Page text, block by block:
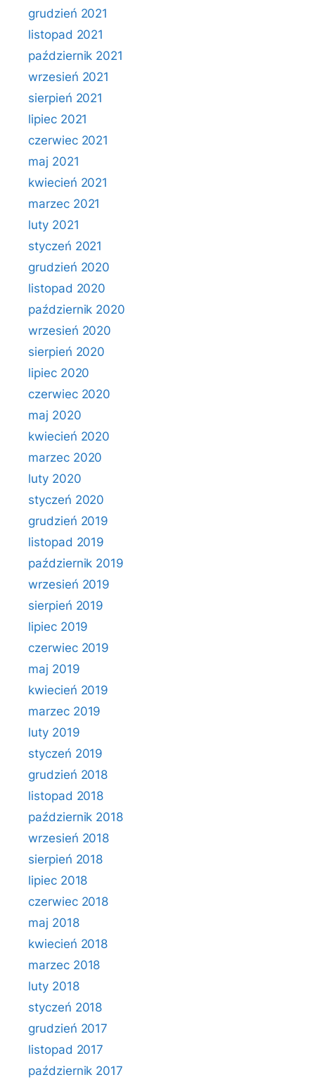
grudzień 2021
listopad 2021
październik 2021
wrzesień 2021
sierpień 2021
lipiec 2021
czerwiec 2021
maj 2021
kwiecień 2021
marzec 2021
luty 2021
styczeń 2021
grudzień 2020
listopad 2020
październik 2020
wrzesień 2020
sierpień 2020
lipiec 2020
czerwiec 2020
maj 2020
kwiecień 2020
marzec 2020
luty 2020
styczeń 2020
grudzień 2019
listopad 2019
październik 2019
wrzesień 2019
sierpień 2019
lipiec 2019
czerwiec 2019
maj 2019
kwiecień 2019
marzec 2019
luty 2019
styczeń 2019
grudzień 2018
listopad 2018
październik 2018
wrzesień 2018
sierpień 2018
lipiec 2018
czerwiec 2018
maj 2018
kwiecień 2018
marzec 2018
luty 2018
styczeń 2018
grudzień 2017
listopad 2017
październik 2017